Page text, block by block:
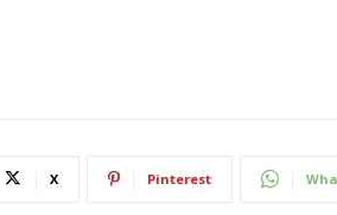
X Pinterest